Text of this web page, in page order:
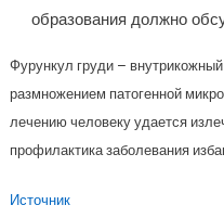
образования должно
Фурункул груди –
размножением патогенной
лечению человеку удается
профилактика заболевания
Источник